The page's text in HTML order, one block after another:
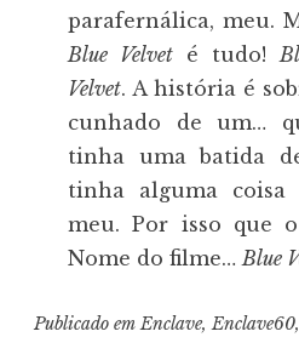
parafernálica, meu.
Blue Velvet é tudo!
Velvet. A história é
cunhado de um…
tinha uma batida
tinha alguma coisa
meu. Por isso que
Nome do filme… Blue
Publicado emEnclave,Enclave60